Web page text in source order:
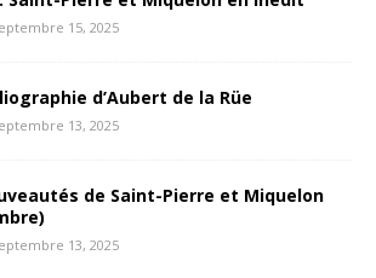
15, 2025
d’Aubert de la Rüe
13, 2025
de Saint-Pierre et Miquelon
13, 2025